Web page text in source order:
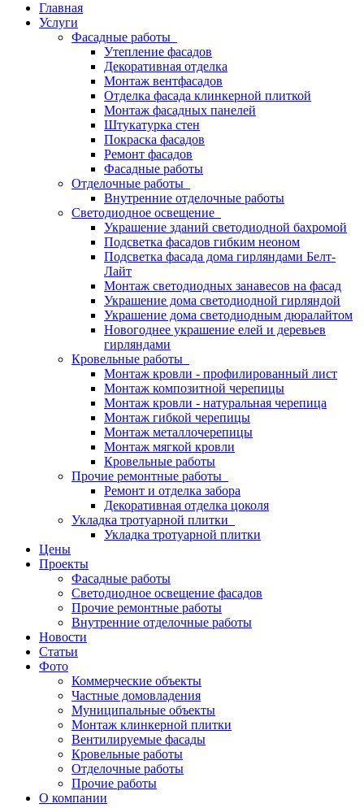
Главная
Услуги
Фасадные работы
Утепление фасадов
Декоративная отделка
Монтаж вентфасадов
Отделка фасада клинкерной плиткой
Монтаж фасадных панелей
Штукатурка стен
Покраска фасадов
Ремонт фасадов
Фасадные работы
Отделочные работы
Внутренние отделочные работы
Светодиодное освещение
Украшение зданий светодиодной бахромой
Подсветка фасадов гибким неоном
Подсветка фасада дома гирляндами Белт-
Лайт
Монтаж светодиодных занавесов на фасад
Украшение дома светодиодной гирляндой
Украшение дома светодиодным дюралайтом
Новогоднее украшение елей и деревьев
гирляндами
Кровельные работы
Монтаж кровли - профилированный лист
Монтаж композитной черепицы
Монтаж кровли - натуральная черепица
Монтаж гибкой черепицы
Монтаж металлочерепицы
Монтаж мягкой кровли
Кровельные работы
Прочие ремонтные работы
Ремонт и отделка забора
Декоративная отделка цоколя
Укладка тротуарной плитки
Укладка тротуарной плитки
Цены
Проекты
Фасадные работы
Светодиодное освещение фасадов
Прочие ремонтные работы
Внутренние отделочные работы
Новости
Статьи
Фото
Коммерческие объекты
Частные домовладения
Муниципальные объекты
Монтаж клинкерной плитки
Вентилируемые фасады
Кровельные работы
Отделочные работы
Прочие работы
О компании